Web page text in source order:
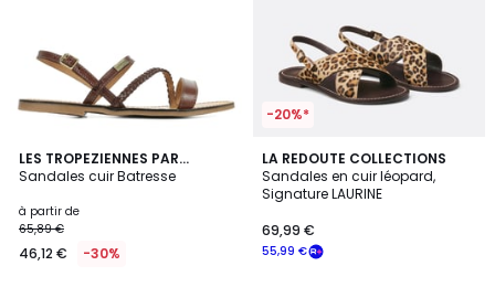
LES TROPEZIENNES PAR
M.BELARBI
Sandales cuir Batresse
à partir de
65,89 €
46,12 € -30%
4,4
/ 5
6
Couleurs
-20%*
LA REDOUTE COLLECTIONS
Sandales en cuir léopard,
Signature LAURINE
55,99 €
69,99 €
4,6
/ 5